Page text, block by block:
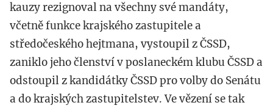
kauzy rezignoval na všechny své mandáty,
včetně funkce krajského zastupitele a
středočeského hejtmana, vystoupil z ČSSD,
zaniklo jeho členství v poslaneckém klubu ČSSD a
odstoupil z kandidátky ČSSD pro volby do Senátu
a do krajských zastupitelstev. Ve vězení se tak